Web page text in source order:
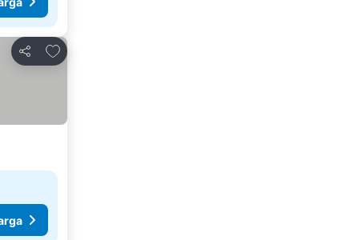
Bagikan
Tambahkan ke favorit